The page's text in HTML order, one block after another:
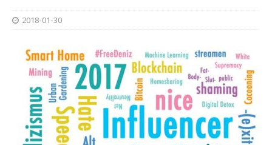
2018-01-30